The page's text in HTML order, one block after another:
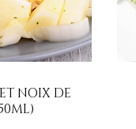
NOIX DE